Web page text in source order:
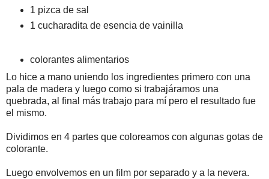
1 pizca de sal
1 cucharadita de esencia de vainilla
colorantes alimentarios
Lo hice a mano uniendo los ingredientes primero con una
pala de madera y luego como si trabajáramos una
quebrada, al final más trabajo para mí pero el resultado fue
el mismo.
Dividimos en 4 partes que coloreamos con algunas gotas de
colorante.
Luego envolvemos en un film por separado y a la nevera.